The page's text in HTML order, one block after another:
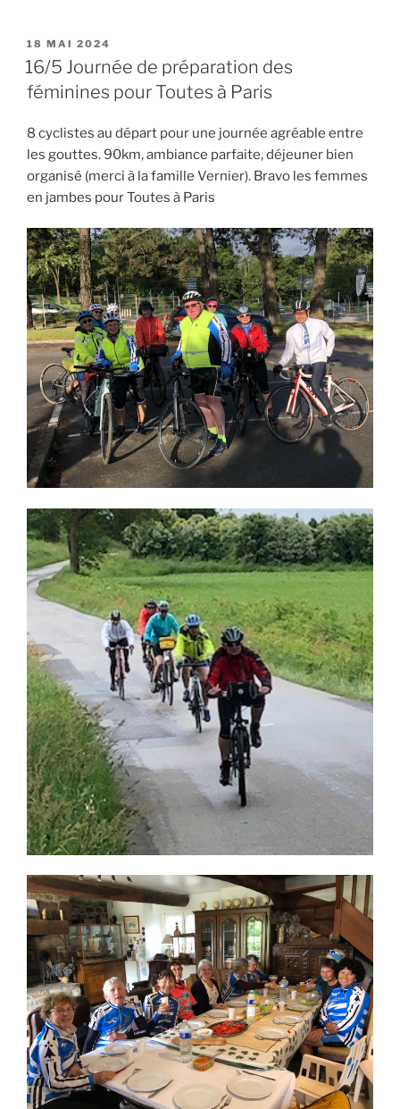
PUBLIÉ
LE
18 MAI 2024
16/5 Journée de préparation des
féminines pour Toutes à Paris
8 cyclistes au départ pour une journée agréable entre
les gouttes. 90km, ambiance parfaite, déjeuner bien
organisé (merci à la famille Vernier). Bravo les femmes
en jambes pour Toutes à Paris